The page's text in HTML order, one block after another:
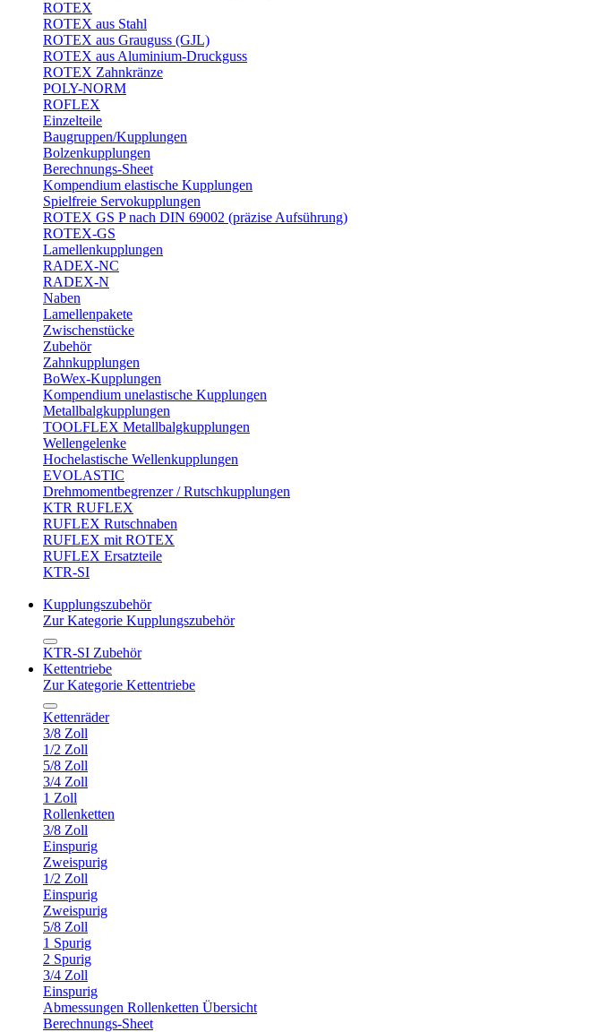
ROTEX
ROTEX aus Stahl
ROTEX aus Grauguss (GJL)
ROTEX aus Aluminium-Druckguss
ROTEX Zahnkränze
POLY-NORM
ROFLEX
Einzelteile
Baugruppen/Kupplungen
Bolzenkupplungen
Berechnungs-Sheet
Kompendium elastische Kupplungen
Spielfreie Servokupplungen
ROTEX GS P nach DIN 69002 (präzise Aufsührung)
ROTEX-GS
Lamellenkupplungen
RADEX-NC
RADEX-N
Naben
Lamellenpakete
Zwischenstücke
Zubehör
Zahnkupplungen
BoWex-Kupplungen
Kompendium unelastische Kupplungen
Metallbalgkupplungen
TOOLFLEX Metallbalgkupplungen
Wellengelenke
Hochelastische Wellenkupplungen
EVOLASTIC
Drehmomentbegrenzer / Rutschkupplungen
KTR RUFLEX
RUFLEX Rutschnaben
RUFLEX mit ROTEX
RUFLEX Ersatzteile
KTR-SI
Kupplungszubehör
Zur Kategorie Kupplungszubehör
KTR-SI Zubehör
Kettentriebe
Zur Kategorie Kettentriebe
Kettenräder
3/8 Zoll
1/2 Zoll
5/8 Zoll
3/4 Zoll
1 Zoll
Rollenketten
3/8 Zoll
Einspurig
Zweispurig
1/2 Zoll
Einspurig
Zweispurig
5/8 Zoll
1 Spurig
2 Spurig
3/4 Zoll
Einspurig
Abmessungen Rollenketten Übersicht
Berechnungs-Sheet